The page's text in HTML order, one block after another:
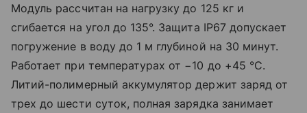
Модуль рассчитан на нагрузку до 125 кг и
сгибается на угол до 135°. Защита IP67 допускает
погружение в воду до 1 м глубиной на 30 минут.
Работает при температурах от −10 до +45 °C.
Литий-полимерный аккумулятор держит заряд от
трех до шести суток, полная зарядка занимает